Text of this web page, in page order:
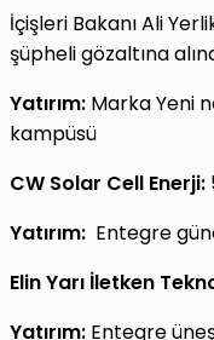
İçişleri Bakanı Ali
şüpheli gözaltına
Yatırım: Marka Yeni
kampüsü
CW Solar Cell Enerji:
Yatırım: Entegre
Elin Yarı İletken
Yatırım: Entegre